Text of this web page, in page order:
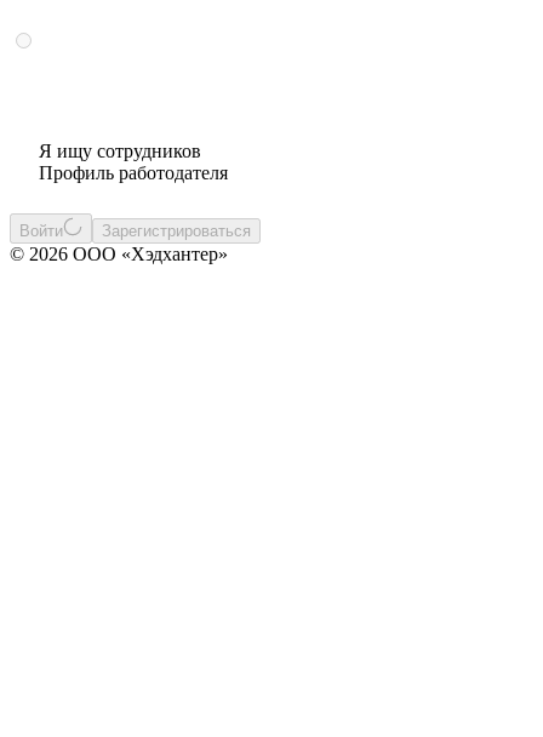
Я ищу сотрудников
Профиль работодателя
Войти Зарегистрироваться
© 2026 ООО «Хэдхантер»